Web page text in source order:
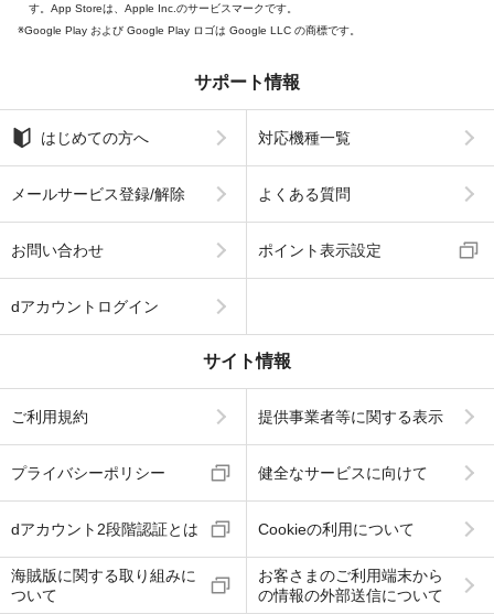
す。App Storeは、Apple Inc.のサービスマークです。
Google Play および Google Play ロゴは Google LLC の商標です。
サポート情報
はじめての方へ 対応機種一覧
メールサービス登録/解除 よくある質問
お問い合わせ ポイント表示設定
dアカウントログイン
サイト情報
ご利用規約 提供事業者等に関する表示
プライバシーポリシー 健全なサービスに向けて
dアカウント2段階認証とは Cookieの利用について
海賊版に関する取り組みに
ついて
お客さまのご利用端末から
の情報の外部送信について